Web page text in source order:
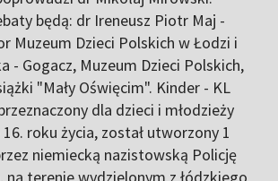
będą: dr Ireneusz Piotr Maj -
Muzeum Dzieci Polskich w Łodzi i
- Gogacz, Muzeum Dzieci Polskich,
"Mały Oświęcim". Kinder - KL
dla dzieci i młodzieży
roku życia, został utworzony 1
niemiecką nazistowską Policję
na terenie wydzielonym z łódzkiego